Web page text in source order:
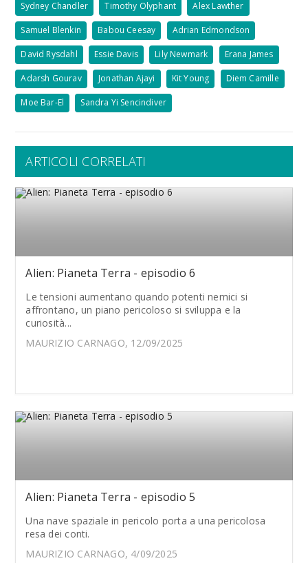
Sydney Chandler Timothy Olyphant Alex Lawther
Samuel Blenkin Babou Ceesay Adrian Edmondson
David Rysdahl Essie Davis Lily Newmark Erana James
Adarsh Gourav Jonathan Ajayi Kit Young Diem Camille
Moe Bar-El Sandra Yi Sencindiver
ARTICOLI CORRELATI
Alien: Pianeta Terra - episodio 6
Le tensioni aumentano quando potenti nemici si
affrontano, un piano pericoloso si sviluppa e la
curiosità...
MAURIZIO CARNAGO, 12/09/2025
Alien: Pianeta Terra - episodio 5
Una nave spaziale in pericolo porta a una pericolosa
resa dei conti.
MAURIZIO CARNAGO, 4/09/2025